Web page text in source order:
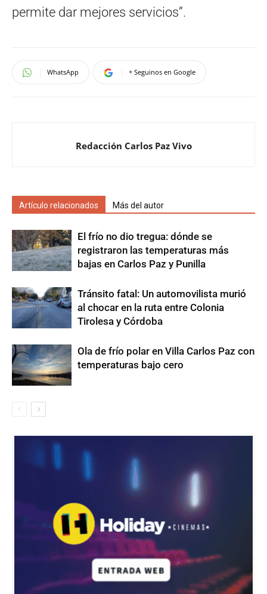
permite dar mejores servicios”.
WhatsApp + Seguinos en Google
Redacción Carlos Paz Vivo
Artículo relacionados Más del autor
El frío no dio tregua: dónde se
registraron las temperaturas más
bajas en Carlos Paz y Punilla
Tránsito fatal: Un automovilista murió
al chocar en la ruta entre Colonia
Tirolesa y Córdoba
Ola de frío polar en Villa Carlos Paz con
temperaturas bajo cero